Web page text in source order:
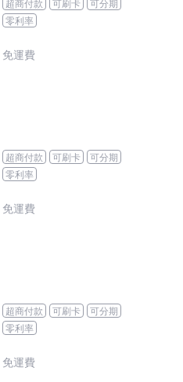
超商付款 可刷卡
可分期
零利率
免運費
超商付款 可刷卡
可分期
零利率
免運費
超商付款 可刷卡
可分期
零利率
免運費